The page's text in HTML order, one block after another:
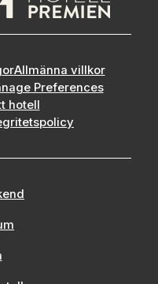
Allmänna villkor
Preferences
hotell